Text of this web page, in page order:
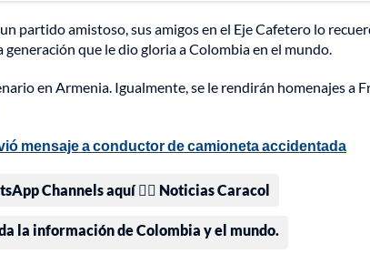
partido amistoso, sus amigos en el Eje Cafetero lo
que le dio gloria a Colombia en el mundo.
en Armenia. Igualmente, se le rendirán homenajes a
mensaje a conductor de camioneta accidentada
Channels aquí 👉🏻 Noticias Caracol
la información de Colombia y el mundo.